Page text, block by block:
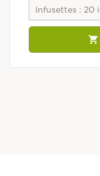
Infusettes : 20
